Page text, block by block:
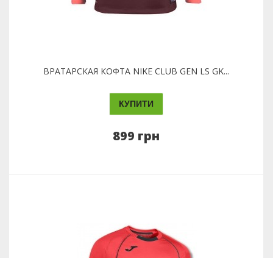
ВРАТАРСКАЯ КОФТА NIKE CLUB GEN LS GK...
КУПИТИ
899 грн